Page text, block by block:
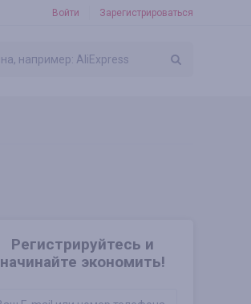
Войти Зарегистрироваться
Регистрируйтесь и
начинайте экономить!